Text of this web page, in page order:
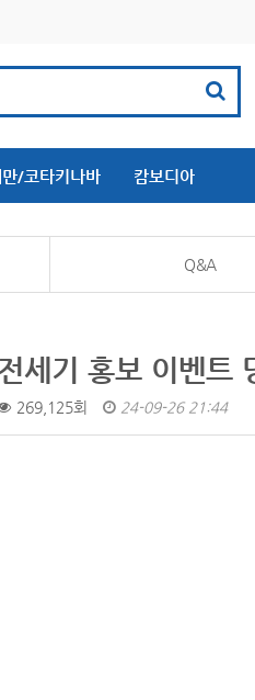
만/코타키나바
루
캄보디아
Q&A
세기 홍보 이벤트
269,125회 24-09-26 21:44